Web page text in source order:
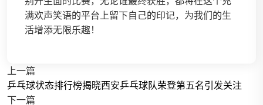
满欢声笑语的平台上留下自己的印记，为我们的生
活增添无限乐趣！
上一篇
乒乓球状态排行榜揭晓西安乒乓球队荣登第五名引发关注
下一篇